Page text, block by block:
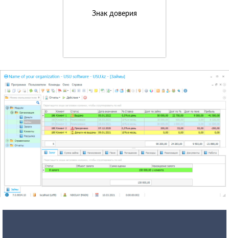
Знак доверия